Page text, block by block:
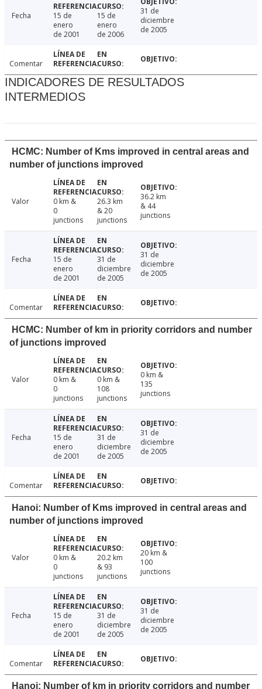
Fecha
15 de
enero
de 2001
15 de
enero
de 2006
31 de
diciembre
de 2005
Comentar
INDICADORES DE RESULTADOS
INTERMEDIOS
HCMC: Number of Kms improved in central areas and
number of junctions improved
Valor
0 km &
0
junctions
26.3 km
& 20
junctions
36.2 km
& 44
junctions
Fecha
15 de
enero
de 2001
31 de
diciembre
de 2005
31 de
diciembre
de 2005
Comentar
HCMC: Number of km in priority corridors and number
of junctions improved
Valor
0 km &
0
junctions
0 km &
108
junctions
0 km &
135
junctions
Fecha
15 de
enero
de 2001
31 de
diciembre
de 2005
31 de
diciembre
de 2005
Comentar
Hanoi: Number of Kms improved in central areas and
number of junctions improved
Valor
0 km &
0
junctions
20.2 km
& 93
junctions
20 km &
100
junctions
Fecha
15 de
enero
de 2001
31 de
diciembre
de 2005
31 de
diciembre
de 2005
Comentar
Hanoi: Number of km in priority corridors and number